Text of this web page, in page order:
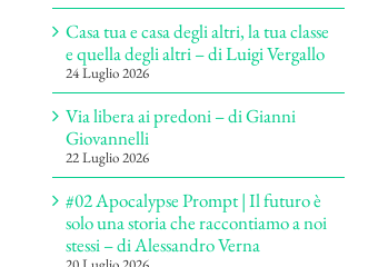
Casa tua e casa degli altri, la tua classe
e quella degli altri – di Luigi Vergallo
24 Luglio 2026
Via libera ai predoni – di Gianni
Giovannelli
22 Luglio 2026
#02 Apocalypse Prompt | Il futuro è
solo una storia che raccontiamo a noi
stessi – di Alessandro Verna